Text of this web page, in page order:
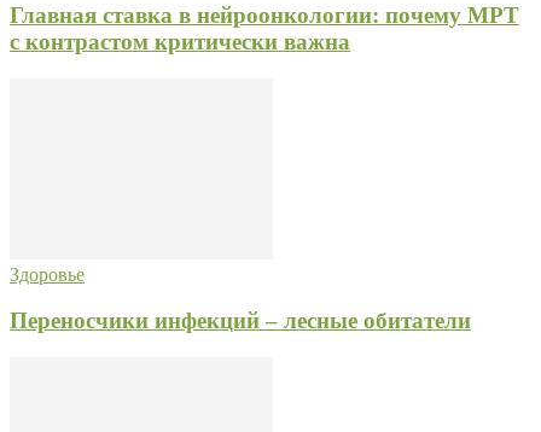
Главная ставка в нейроонкологии: почему МРТ
с контрастом критически важна
Здоровье
Переносчики инфекций – лесные обитатели